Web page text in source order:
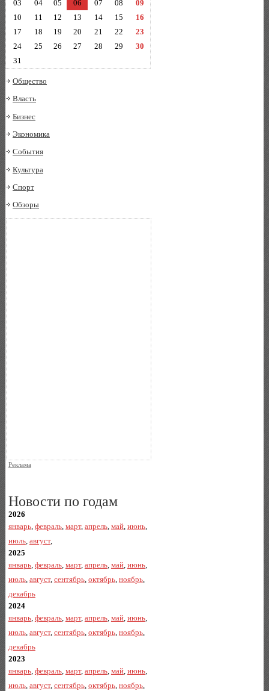
03 04 05 06 07 08
09
10
11 12 13 14 15
16
17
18 19 20 21 22
23
24
25 26 27 28 29
30
31
Общество
Власть
Бизнес
Экономика
События
Культура
Спорт
Обзоры
Реклама
Новости по годам
2026
январь, февраль, март, апрель, май, июнь,
июль, август,
2025
январь, февраль, март, апрель, май, июнь,
июль, август, сентябрь, октябрь, ноябрь,
декабрь
2024
январь, февраль, март, апрель, май, июнь,
июль, август, сентябрь, октябрь, ноябрь,
декабрь
2023
январь, февраль, март, апрель, май, июнь,
июль, август, сентябрь, октябрь, ноябрь,